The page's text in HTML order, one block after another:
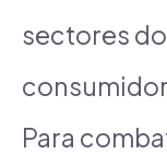
sectores
Para